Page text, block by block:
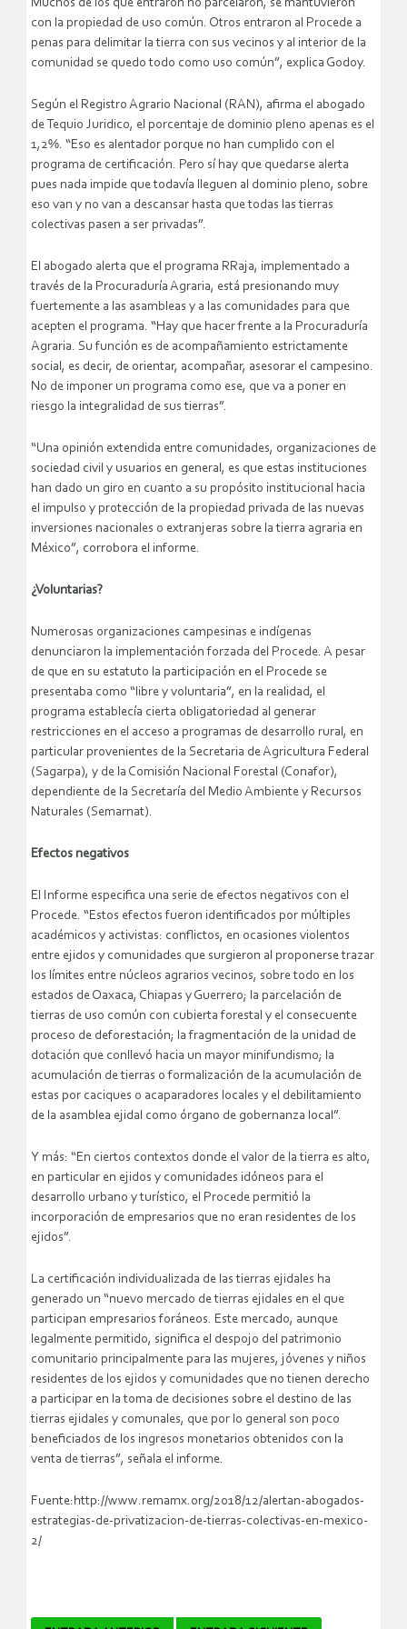
Muchos de los que entraron no parcelaron, se mantuvieron
con la propiedad de uso común. Otros entraron al Procede a
penas para delimitar la tierra con sus vecinos y al interior de la
comunidad se quedo todo como uso común”, explica Godoy.
Según el Registro Agrario Nacional (RAN), afirma el abogado
de Tequio Juridico, el porcentaje de dominio pleno apenas es el
1,2%. “Eso es alentador porque no han cumplido con el
programa de certificación. Pero sí hay que quedarse alerta
pues nada impide que todavía lleguen al dominio pleno, sobre
eso van y no van a descansar hasta que todas las tierras
colectivas pasen a ser privadas”.
El abogado alerta que el programa RRaja, implementado a
través de la Procuraduría Agraria, está presionando muy
fuertemente a las asambleas y a las comunidades para que
acepten el programa. “Hay que hacer frente a la Procuraduría
Agraria. Su función es de acompañamiento estrictamente
social, es decir, de orientar, acompañar, asesorar el campesino.
No de imponer un programa como ese, que va a poner en
riesgo la integralidad de sus tierras”.
“Una opinión extendida entre comunidades, organizaciones de
sociedad civil y usuarios en general, es que estas instituciones
han dado un giro en cuanto a su propósito institucional hacia
el impulso y protección de la propiedad privada de las nuevas
inversiones nacionales o extranjeras sobre la tierra agraria en
México”, corrobora el informe.
¿Voluntarias?
Numerosas organizaciones campesinas e indígenas
denunciaron la implementación forzada del Procede. A pesar
de que en su estatuto la participación en el Procede se
presentaba como “libre y voluntaria”, en la realidad, el
programa establecía cierta obligatoriedad al generar
restricciones en el acceso a programas de desarrollo rural, en
particular provenientes de la Secretaria de Agricultura Federal
(Sagarpa), y de la Comisión Nacional Forestal (Conafor),
dependiente de la Secretaría del Medio Ambiente y Recursos
Naturales (Semarnat).
Efectos negativos
El Informe especifica una serie de efectos negativos con el
Procede. “Estos efectos fueron identificados por múltiples
académicos y activistas: conflictos, en ocasiones violentos
entre ejidos y comunidades que surgieron al proponerse trazar
los límites entre núcleos agrarios vecinos, sobre todo en los
estados de Oaxaca, Chiapas y Guerrero; la parcelación de
tierras de uso común con cubierta forestal y el consecuente
proceso de deforestación; la fragmentación de la unidad de
dotación que conllevó hacia un mayor minifundismo; la
acumulación de tierras o formalización de la acumulación de
estas por caciques o acaparadores locales y el debilitamiento
de la asamblea ejidal como órgano de gobernanza local”.
Y más: “En ciertos contextos donde el valor de la tierra es alto,
en particular en ejidos y comunidades idóneos para el
desarrollo urbano y turístico, el Procede permitió la
incorporación de empresarios que no eran residentes de los
ejidos”.
La certificación individualizada de las tierras ejidales ha
generado un “nuevo mercado de tierras ejidales en el que
participan empresarios foráneos. Este mercado, aunque
legalmente permitido, significa el despojo del patrimonio
comunitario principalmente para las mujeres, jóvenes y niños
residentes de los ejidos y comunidades que no tienen derecho
a participar en la toma de decisiones sobre el destino de las
tierras ejidales y comunales, que por lo general son poco
beneficiados de los ingresos monetarios obtenidos con la
venta de tierras”, señala el informe.
Fuente:http://www.remamx.org/2018/12/alertan-abogados-
estrategias-de-privatizacion-de-tierras-colectivas-en-mexico-
2/